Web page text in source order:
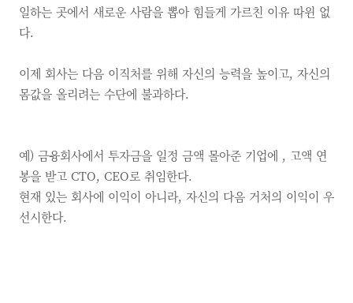
일하는 곳에서 새로운 사람을 뽑아 힘들게 가르친 이유 따윈 없
다.
이제 회사는 다음 이직처를 위해 자신의 능력을 높이고, 자신의
몸값을 올리려는 수단에 불과하다.
예) 금융회사에서 투자금을 일정 금액 몰아준 기업에 , 고액 연
봉을 받고 CTO, CEO로 취임한다.
현재 있는 회사에 이익이 아니라, 자신의 다음 거처의 이익이 우
선시한다.